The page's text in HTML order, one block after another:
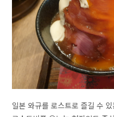
일본 와규를 로스트로 즐길 수